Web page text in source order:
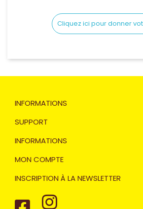
Cliquez ici pour donner
INFORMATIONS
SUPPORT
INFORMATIONS
MON COMPTE
INSCRIPTION À LA NEWSLETTER